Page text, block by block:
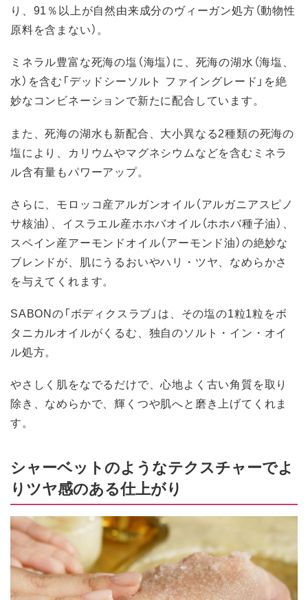
り、91％以上が自然由来成分のヴィーガン処方（動物性
原料を含まない）。
ミネラル豊富な死海の塩（海塩）に、死海の湖水（海塩、
水）を含む「デッドシーソルト ファイングレード」を絶
妙なコンビネーションで新たに配合しています。
また、死海の湖水も新配合、大小異なる2種類の死海の
塩により、カリウムやマグネシウムなどを含むミネラ
ル含有量もパワーアップ。
さらに、モロッコ産アルガンオイル（アルガニアスピノ
サ核油）、イスラエル産ホホバオイル（ホホバ種子油）、
スペイン産アーモンドオイル（アーモンド油）の絶妙な
ブレンドが、肌にうるおいやハリ・ツヤ、なめらかさ
を与えてくれます。
SABONの「ボディクスラブ」は、その塩の1粒1粒をボ
タニカルオイルがくるむ、独自のソルト・イン・オイ
ル処方。
やさしく肌をなでるだけで、心地よく古い角質を取り
除き、なめらかで、輝くつや肌へと磨き上げてくれま
す。
シャーベットのようなテクスチャーでよ
りツヤ感のある仕上がり